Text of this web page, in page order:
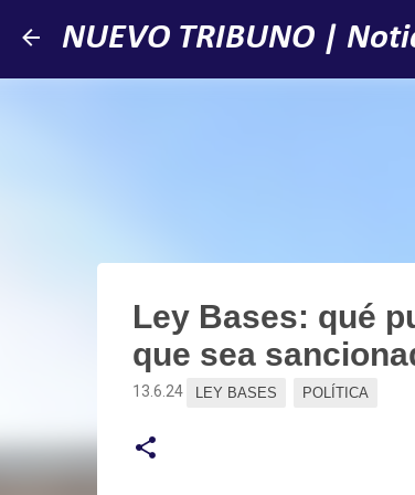
NUEVO TRIBUNO |
Ley Bases: qué
que sea
13.6.24 LEY BASES POLÍTICA